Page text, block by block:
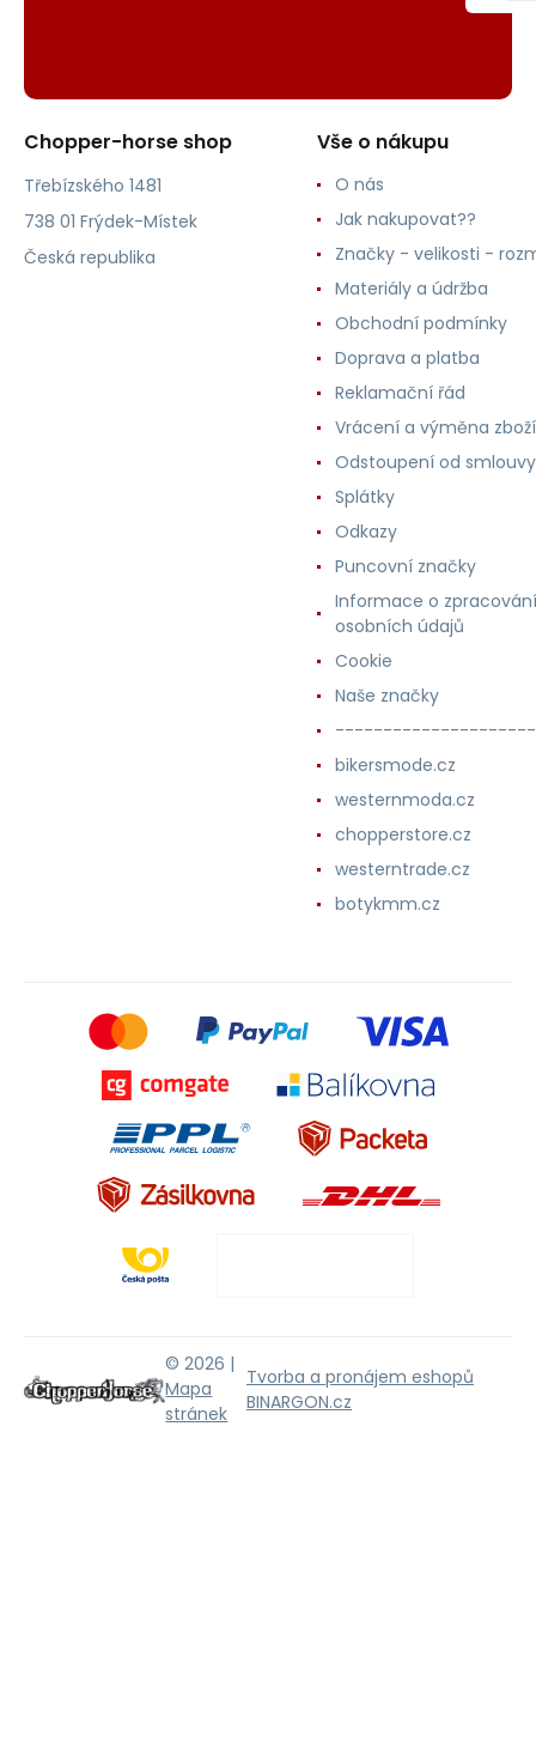
Chopper-horse shop
Třebízského 1481
738 01 Frýdek-Místek
Česká republika
Vše o nákupu
O nás
Jak nakupovat??
Značky - velikosti -
Materiály a údržba
Obchodní podmínky
Doprava a platba
Reklamační řád
Vrácení a výměna zboží
Odstoupení od smlouvy
Splátky
Odkazy
Puncovní značky
Informace o zpracování
osobních údajů
Cookie
Naše značky
bikersmode.cz
westernmoda.cz
chopperstore.cz
westerntrade.cz
botykmm.cz
© 2026 |
Mapa
stránek
Tvorba a pronájem eshopů
BINARGON.cz